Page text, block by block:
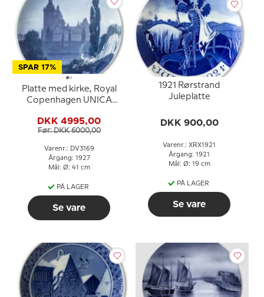
SPAR 17%
Platte med kirke, Royal
Copenhagen UNICA
DKK 4995,00
Før: DKK 6000,00
Varenr.: DV3169
Årgang: 1927
Mål: Ø: 41 cm
PÅ LAGER
Se vare
1921 Rørstrand
Juleplatte
DKK 900,00
Varenr.: XRX1921
Årgang: 1921
Mål: Ø: 19 cm
PÅ LAGER
Se vare